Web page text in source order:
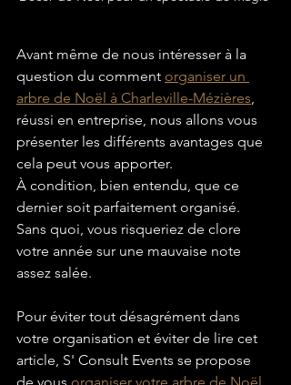
Avant même de nous intéresser à la
question du comment organiser un
arbre de Noël à Charleville-Mézières,
réussi en entreprise, nous allons vous
présenter les différents avantages que
cela peut vous apporter.
À condition, bien entendu, que ce
dernier soit parfaitement organisé.
Sans quoi, vous risqueriez de clore
votre année sur une mauvaise note
assez salée.
Pour éviter tout désagrément dans
votre organisation et éviter de lire cet
article, S' Consult Events se propose